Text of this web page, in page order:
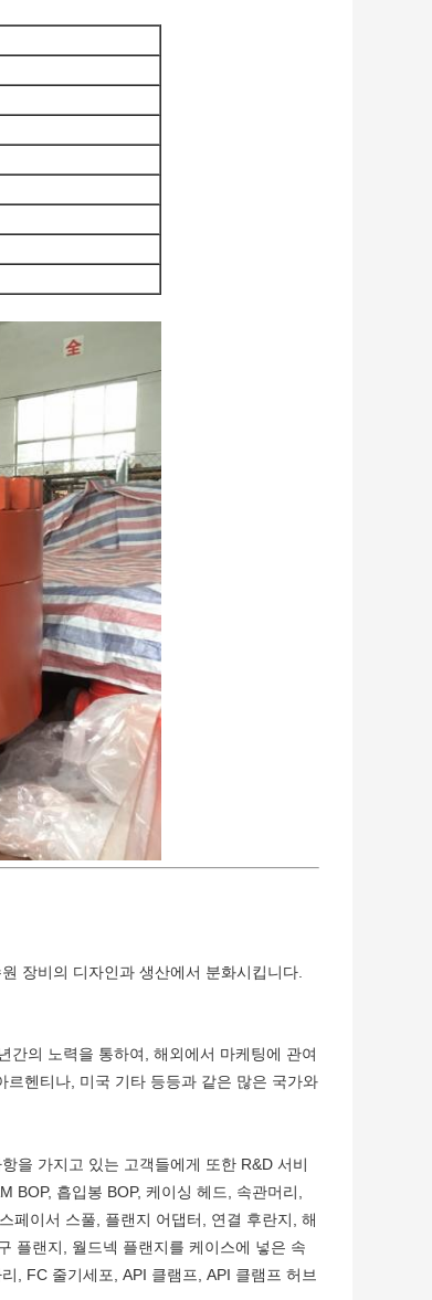
장비의 디자인과 생산에서 분화시킵니다.
간의 노력을 통하여, 해외에서 마케팅에 관여
헨티나, 미국 기타 등등과 같은 많은 국가와
을 가지고 있는 고객들에게 또한 R&D 서비
BOP, 흡입봉 BOP, 케이싱 헤드, 속관머리,
페이서 스풀, 플랜지 어댑터, 연결 후란지, 해
플랜지, 월드넥 플랜지를 케이스에 넣은 속
, FC 줄기세포, API 클램프, API 클램프 허브